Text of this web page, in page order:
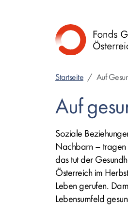
Startseite
Auf
Auf
Soziale
Nachbarn – tragen
das tut der
Österreichim
Leben gerufen.
Lebensumfeld